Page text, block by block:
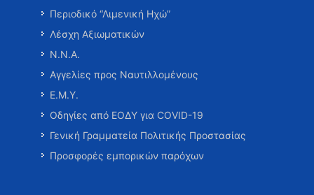
Περιοδικό “Λιμενική Ηχώ”
Λέσχη Αξιωματικών
Ν.Ν.Α.
Αγγελίες προς Ναυτιλλομένους
Ε.Μ.Υ.
Οδηγίες από ΕΟΔΥ για COVID-19
Γενική Γραμματεία Πολιτικής Προστασίας
Προσφορές εμπορικών παρόχων